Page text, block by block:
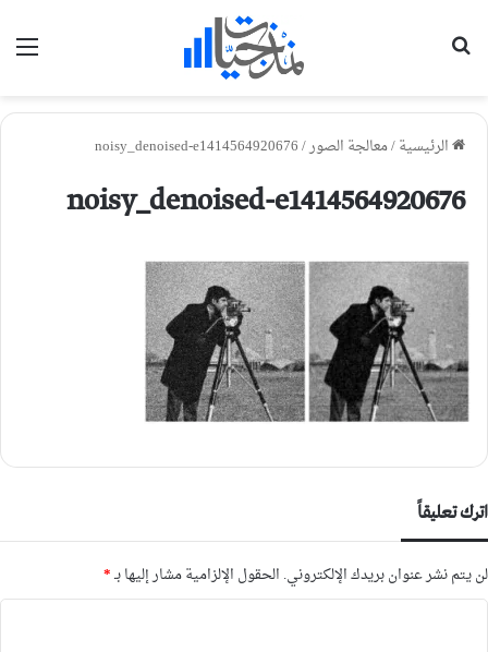
الرئيسية/معالجة الصور/
noisy_denoised-e1414564920676
noisy_denoised-e1414564920676
اترك تعليقاً
لن يتم نشر عنوان بريدك الإلكتروني. الحقول الإلزامية مشار إليها بـ*